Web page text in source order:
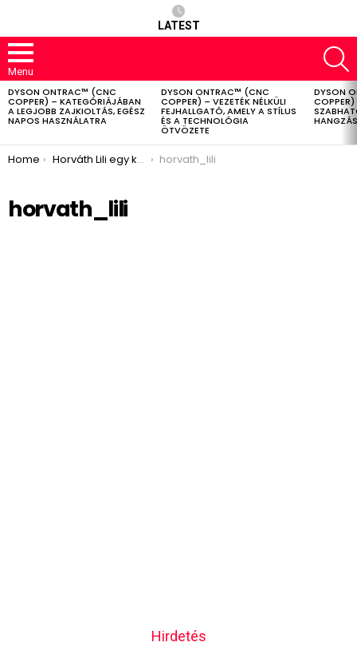
LATEST
Menu
LATEST
STORIES
DYSON ONTRAC™ (CNC
COPPER) – KATEGÓRIÁJÁBAN
A LEGJOBB ZAJKIOLTÁS, EGÉSZ
NAPOS HASZNÁLATRA
DYSON ONTRAC™ (CNC
COPPER) – VEZETÉK NÉLKÜLI
FEJHALLGATÓ, AMELY A STÍLUS
ÉS A TECHNOLÓGIA
ÖTVÖZETE
DYSON
COPPER)
You are here:
Home Horváth Lili egy karácsonyi történettel folytatja horvath_lili
horvath_lili
Hirdetés